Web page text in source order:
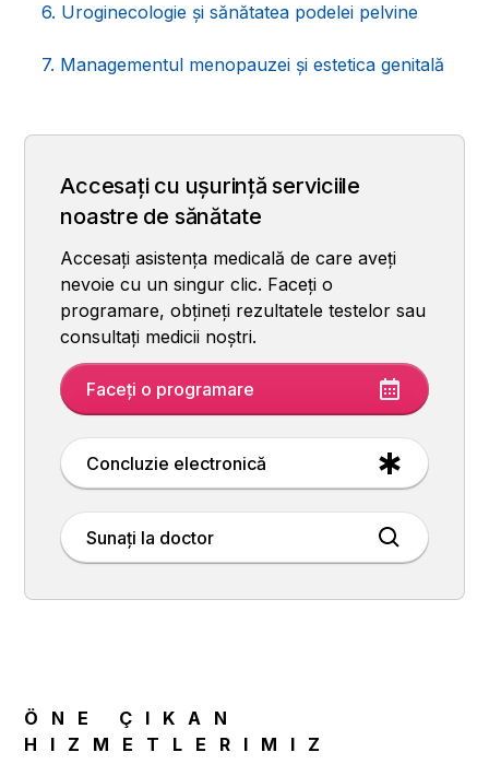
6. Uroginecologie și sănătatea podelei pelvine
7. Managementul menopauzei și estetica genitală
Accesați cu ușurință serviciile
noastre de sănătate
Accesați asistența medicală de care aveți
nevoie cu un singur clic. Faceți o
programare, obțineți rezultatele testelor sau
consultați medicii noștri.
Faceți o programare
Concluzie electronică
Sunați la doctor
ÖNE ÇIKAN
HIZMETLERIMIZ